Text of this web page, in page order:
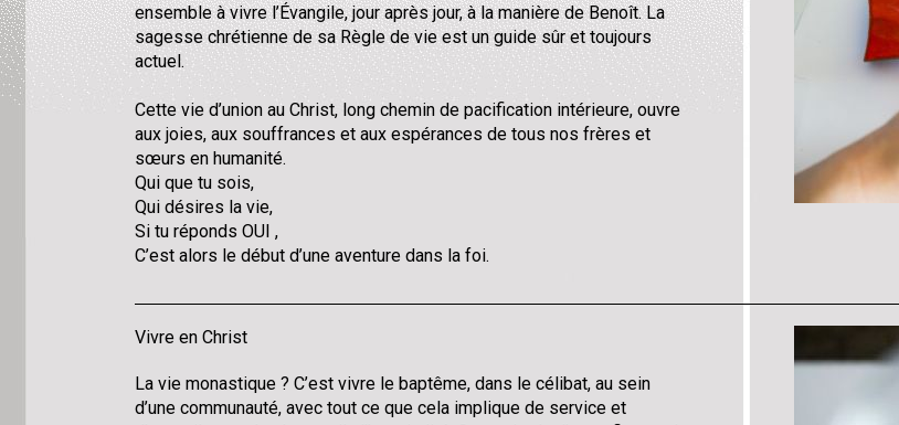
ensemble à vivre l’Évangile, jour après jour, à la manière de Benoît. La
sagesse chrétienne de sa Règle de vie est un guide sûr et toujours
actuel.
Cette vie d’union au Christ, long chemin de pacification intérieure, ouvre
aux joies, aux souffrances et aux espérances de tous nos frères et
sœurs en humanité.
Qui que tu sois,
Qui désires la vie,
Si tu réponds OUI ,
C’est alors le début d’une aventure dans la foi.
Vivre en Christ
La vie monastique ? C’est vivre le baptême, dans le célibat, au sein
d’une communauté, avec tout ce que cela implique de service et